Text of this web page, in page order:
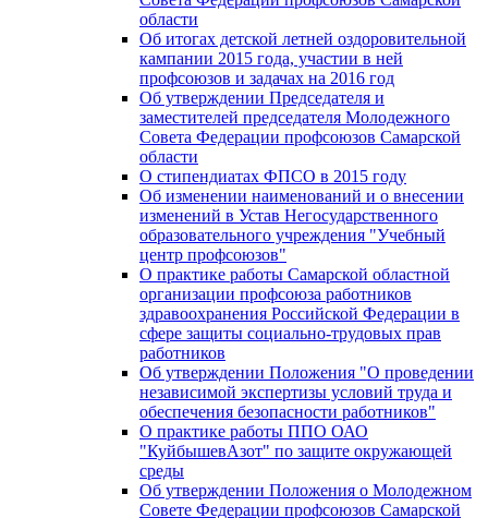
области
Об итогах детской летней оздоровительной
кампании 2015 года, участии в ней
профсоюзов и задачах на 2016 год
Об утверждении Председателя и
заместителей председателя Молодежного
Совета Федерации профсоюзов Самарской
области
О стипендиатах ФПСО в 2015 году
Об изменении наименований и о внесении
изменений в Устав Негосударственного
образовательного учреждения "Учебный
центр профсоюзов"
О практике работы Самарской областной
организации профсоюза работников
здравоохранения Российской Федерации в
сфере защиты социально-трудовых прав
работников
Об утверждении Положения "О проведении
независимой экспертизы условий труда и
обеспечения безопасности работников"
О практике работы ППО ОАО
"КуйбышевАзот" по защите окружающей
среды
Об утверждении Положения о Молодежном
Совете Федерации профсоюзов Самарской